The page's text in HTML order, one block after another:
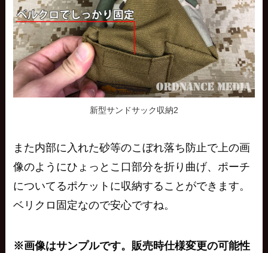
新型サンドサック収納2
また内部に入れた砂等のこぼれ落ち防止で上の画
像のようにひょっとこ口部分を折り曲げ、ポーチ
についてるポケットに収納することができます。
ベリクロ固定なので安心ですね。
※画像はサンプルです。販売時仕様変更の可能性